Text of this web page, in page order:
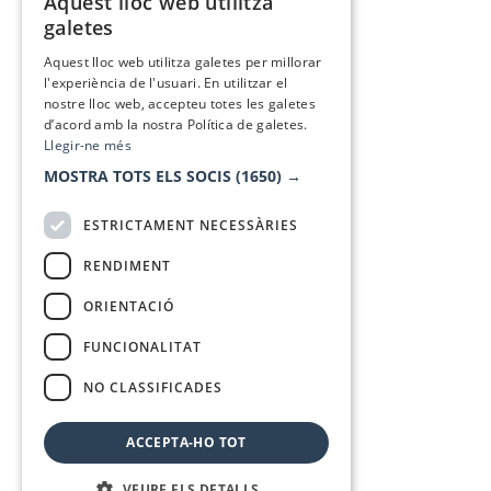
galetes
Aquest lloc web utilitza galetes per millorar
l'experiència de l'usuari. En utilitzar el
nostre lloc web, accepteu totes les galetes
d’acord amb la nostra Política de galetes.
Llegir-ne més
MOSTRA TOTS ELS SOCIS (1650) →
ESTRICTAMENT NECESSÀRIES
RENDIMENT
ORIENTACIÓ
FUNCIONALITAT
NO CLASSIFICADES
ACCEPTA-HO TOT